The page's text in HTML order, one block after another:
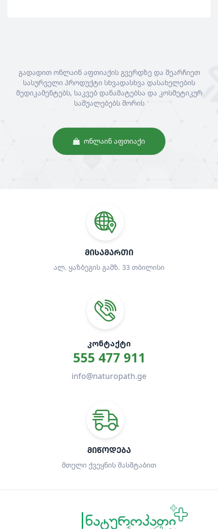
გადადით ონლაინ აფთიაქის გვერდზე და შეარჩიეთ
სასურველი პროდუქტი სხვადასხვა დასახელების
მედიკამენტებს, საკვებ დანამატებსა და კოსმეტიკურ
საშუალებებს შორის
ᲝᲜᲚᲐᲘᲜ ᲐᲤᲗᲘᲐᲥᲘ
ᲛᲘᲡᲐᲛᲐᲠᲗᲘ
ალ. ყაზბეგის გამზ. 33 თბილისი
ᲙᲝᲜᲢᲐᲥᲢᲘ
555 477 911
info@naturopath.ge
ᲛᲘᲬᲝᲓᲔᲑᲐ
მთელი ქვეყნის მასშტაბით